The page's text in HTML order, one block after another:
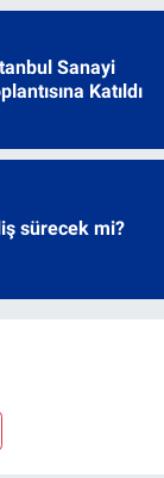
Sanayi
Katıldı
sürecek mi?